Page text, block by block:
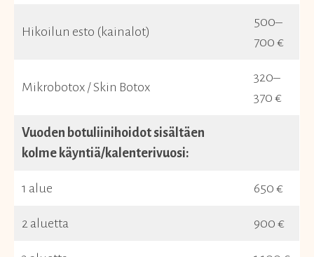
Hikoilun esto (kainalot)
500–
700 €
Mikrobotox / Skin Botox
320–
370 €
Vuoden botuliinihoidot sisältäen
kolme käyntiä/kalenterivuosi:
1 alue 650 €
2 aluetta 900 €